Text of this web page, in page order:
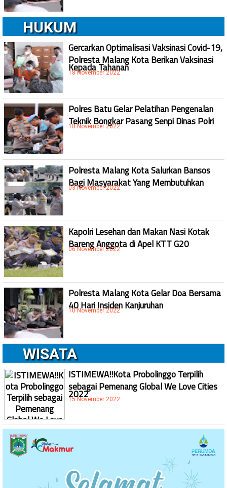
HUKUM
Gercarkan Optimalisasi Vaksinasi Covid-19,
Polresta Malang Kota Berikan Vaksinasi
Kepada Tahanan
18 November 2022
Polres Batu Gelar Pelatihan Pengenalan
Teknik Bongkar Pasang Senpi Dinas Polri
18 November 2022
Polresta Malang Kota Salurkan Bansos
Bagi Masyarakat Yang Membutuhkan
03 November 2022
Kapolri Lesehan dan Makan Nasi Kotak
Bareng Anggota di Apel KTT G20
06 November 2022
Polresta Malang Kota Gelar Doa Bersama
40 Hari Insiden Kanjuruhan
10 November 2022
WISATA
ISTIMEWA!!Kota Probolinggo Terpilih
sebagai Pemenang Global We Love Cities
2022
15 November 2022